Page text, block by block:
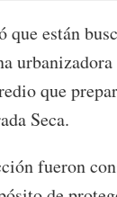
están
que
Seca.
fueron